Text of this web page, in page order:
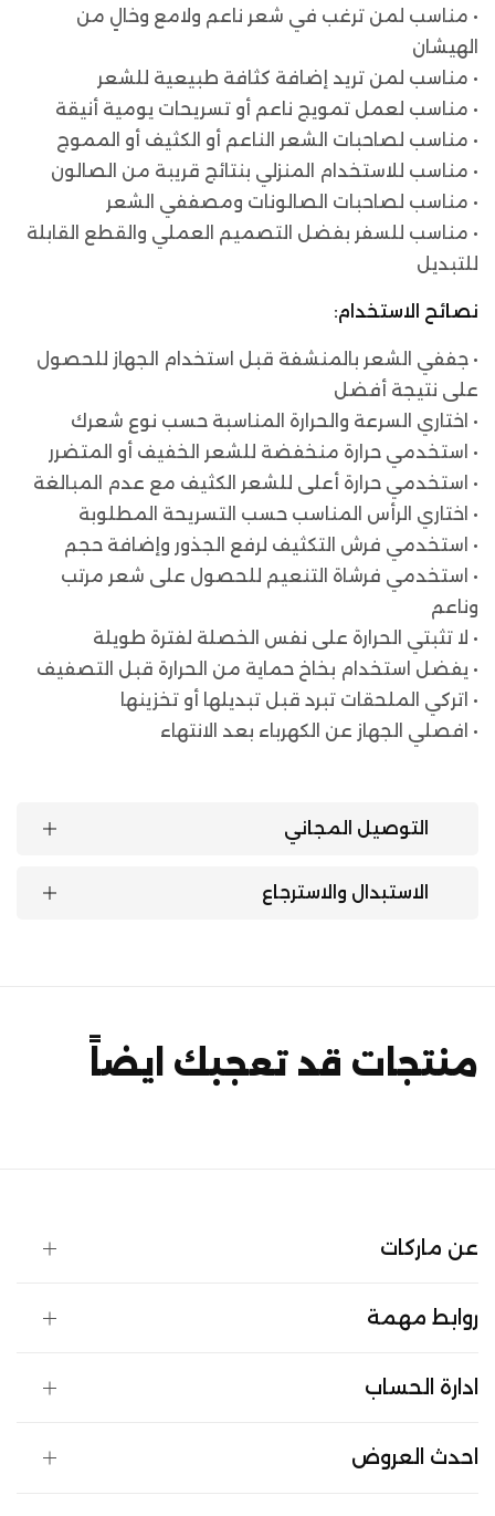
• مناسب لمن ترغب في شعر ناعم ولامع وخالٍ من
الهيشان
• مناسب لمن تريد إضافة كثافة طبيعية للشعر
• مناسب لعمل تمويج ناعم أو تسريحات يومية أنيقة
• مناسب لصاحبات الشعر الناعم أو الكثيف أو المموج
• مناسب للاستخدام المنزلي بنتائج قريبة من الصالون
• مناسب لصاحبات الصالونات ومصففي الشعر
• مناسب للسفر بفضل التصميم العملي والقطع القابلة
للتبديل
نصائح الاستخدام:
• جففي الشعر بالمنشفة قبل استخدام الجهاز للحصول
على نتيجة أفضل
• اختاري السرعة والحرارة المناسبة حسب نوع شعرك
• استخدمي حرارة منخفضة للشعر الخفيف أو المتضرر
• استخدمي حرارة أعلى للشعر الكثيف مع عدم المبالغة
• اختاري الرأس المناسب حسب التسريحة المطلوبة
• استخدمي فرش التكثيف لرفع الجذور وإضافة حجم
• استخدمي فرشاة التنعيم للحصول على شعر مرتب
وناعم
• لا تثبتي الحرارة على نفس الخصلة لفترة طويلة
• يفضل استخدام بخاخ حماية من الحرارة قبل التصفيف
• اتركي الملحقات تبرد قبل تبديلها أو تخزينها
• افصلي الجهاز عن الكهرباء بعد الانتهاء
التوصيل المجاني
الاستبدال والاسترجاع
منتجات قد تعجبك ايضاً
عن ماركات
روابط مهمة
ادارة الحساب
احدث العروض